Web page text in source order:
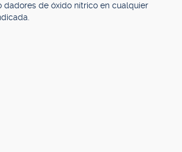
dadores de óxido nítrico en cualquier